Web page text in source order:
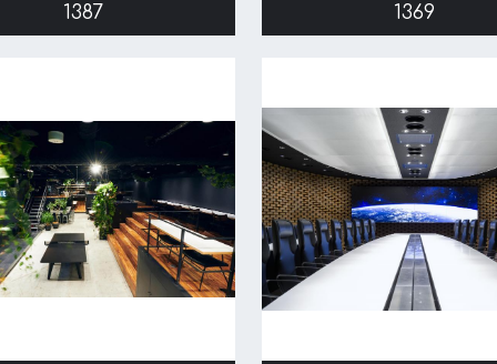
1387 1369